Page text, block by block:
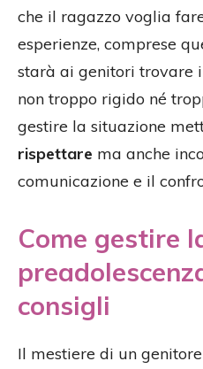
che il ragazzo voglia
esperienze, comprese
starà ai genitori trovare
non troppo rigido né
gestire la situazione
rispettare ma anche
comunicazione e il
Come gestire
consigli
Il mestiere di un